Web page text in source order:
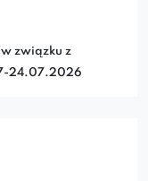
związku z
24.07.2026